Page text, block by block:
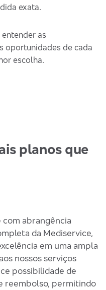
exata.
as
oportunidades de cada
escolha.
planos que
com abrangência
da Mediservice,
em uma ampla
nossos serviços
possibilidade de
reembolso, permitindo